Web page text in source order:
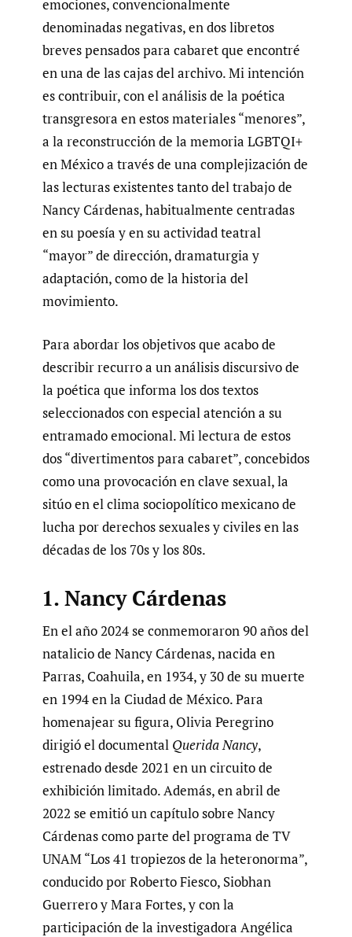
emociones, convencionalmente
denominadas negativas, en dos libretos
breves pensados para cabaret que encontré
en una de las cajas del archivo. Mi intención
es contribuir, con el análisis de la poética
transgresora en estos materiales “menores”,
a la reconstrucción de la memoria LGBTQI+
en México a través de una complejización de
las lecturas existentes tanto del trabajo de
Nancy Cárdenas, habitualmente centradas
en su poesía y en su actividad teatral
“mayor” de dirección, dramaturgia y
adaptación, como de la historia del
movimiento.
Para abordar los objetivos que acabo de
describir recurro a un análisis discursivo de
la poética que informa los dos textos
seleccionados con especial atención a su
entramado emocional. Mi lectura de estos
dos “divertimentos para cabaret”, concebidos
como una provocación en clave sexual, la
sitúo en el clima sociopolítico mexicano de
lucha por derechos sexuales y civiles en las
décadas de los 70s y los 80s.
1. Nancy Cárdenas
En el año 2024 se conmemoraron 90 años del
natalicio de Nancy Cárdenas, nacida en
Parras, Coahuila, en 1934, y 30 de su muerte
en 1994 en la Ciudad de México. Para
homenajear su figura, Olivia Peregrino
dirigió el documental Querida Nancy,
estrenado desde 2021 en un circuito de
exhibición limitado. Además, en abril de
2022 se emitió un capítulo sobre Nancy
Cárdenas como parte del programa de TV
UNAM “Los 41 tropiezos de la heteronorma”,
conducido por Roberto Fiesco, Siobhan
Guerrero y Mara Fortes, y con la
participación de la investigadora Angélica